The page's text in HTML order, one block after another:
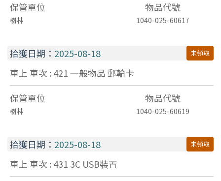
保管單位
物品代號
樹林 1040-025-60617
拾獲日期： 2025-08-18 未領取
車上 車次 : 421一般物品郵輪卡
保管單位
物品代號
樹林 1040-025-60619
拾獲日期： 2025-08-18 未領取
車上 車次 : 431 3C USB裝置